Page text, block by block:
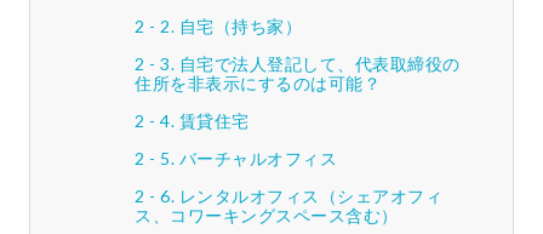
自宅（持ち家）
自宅で法人登記して、代表取締役の
住所を非表示にするのは可能？
賃貸住宅
バーチャルオフィス
レンタルオフィス（シェアオフィ
ス、コワーキングスペース含む）